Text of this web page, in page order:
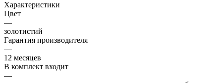
Характеристики
Цвет
—
золотистий
Гарантия производителя
—
12 месяцев
В комплект входит
—